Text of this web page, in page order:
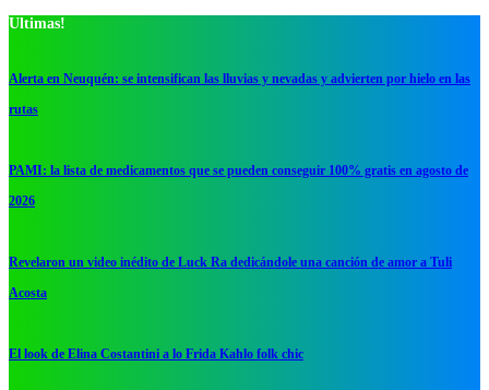
Ultimas!
Alerta en Neuquén: se intensifican las lluvias y nevadas y advierten por hielo en las
rutas
PAMI: la lista de medicamentos que se pueden conseguir 100% gratis en agosto de
2026
Revelaron un video inédito de Luck Ra dedicándole una canción de amor a Tuli
Acosta
El look de Elina Costantini a lo Frida Kahlo folk chic